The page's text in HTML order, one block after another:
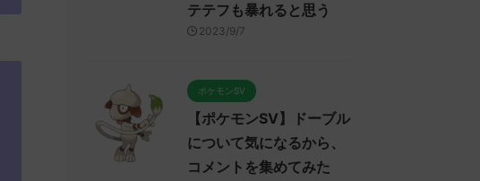
テテフも暴れると思う
2023/9/7
ポケモンSV
【ポケモンSV】ドーブル
について気になるから、
コメントを集めてみた